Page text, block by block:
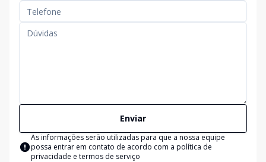
Enviar
As informações serão utilizadas para que a nossa equipe
possa entrar em contato de acordo com a política de
privacidade e termos de serviço